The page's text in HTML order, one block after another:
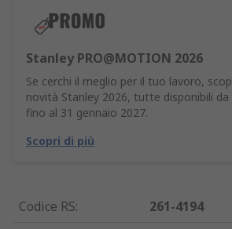
Stanley PRO@MOTION 2026
Se cerchi il meglio per il tuo lavoro,
novità Stanley 2026, tutte disponibili da
fino al 31 gennaio 2027.
Scopri di più
Codice RS:
261-4194